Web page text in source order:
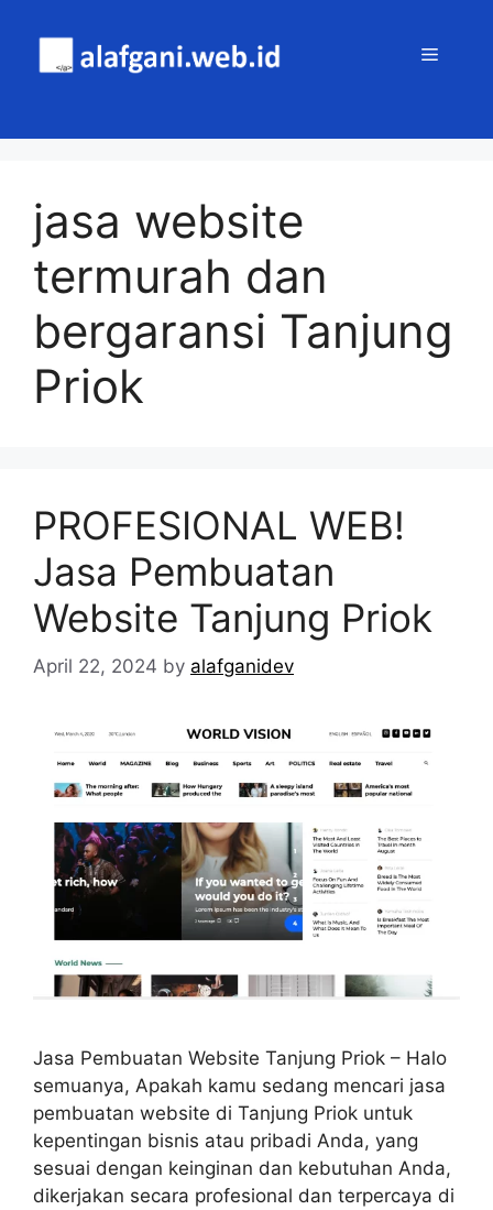
content
MENU
jasa website
termurah dan
bergaransi Tanjung
Priok
PROFESIONAL WEB!
Jasa Pembuatan
Website Tanjung Priok
April 22, 2024 by alafganidev
Jasa Pembuatan Website Tanjung Priok – Halo
semuanya, Apakah kamu sedang mencari jasa
pembuatan website di Tanjung Priok untuk
kepentingan bisnis atau pribadi Anda, yang
sesuai dengan keinginan dan kebutuhan Anda,
dikerjakan secara profesional dan terpercaya di